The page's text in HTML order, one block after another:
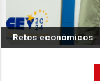
Retos económicos